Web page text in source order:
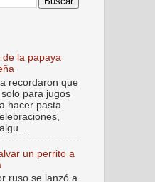
de la papaya
recordaron que
para jugos
hacer pasta
un perrito a
ruso se lanzó a